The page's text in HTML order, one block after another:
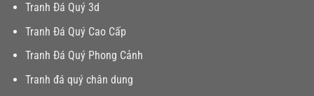
Tranh Đá Quý 3d
Tranh Đá Quý Cao Cấp
Tranh Đá Quý Phong Cảnh
Tranh đá quý chân dung